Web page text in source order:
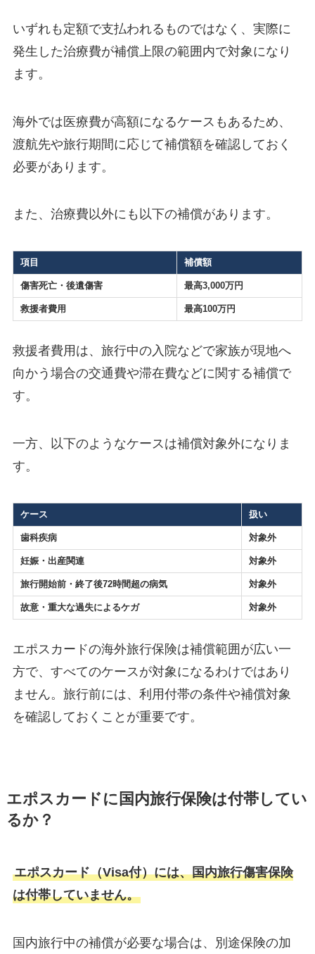
いずれも定額で支払われるものではなく、実際に
発生した治療費が補償上限の範囲内で対象になり
ます。
海外では医療費が高額になるケースもあるため、
渡航先や旅行期間に応じて補償額を確認しておく
必要があります。
また、治療費以外にも以下の補償があります。
項目 補償額
傷害死亡・後遺傷害 最高3,000万円
救援者費用 最高100万円
救援者費用は、旅行中の入院などで家族が現地へ
向かう場合の交通費や滞在費などに関する補償で
す。
一方、以下のようなケースは補償対象外になりま
す。
ケース 扱い
歯科疾病 対象外
妊娠・出産関連 対象外
旅行開始前・終了後72時間超の病気 対象外
故意・重大な過失によるケガ 対象外
エポスカードの海外旅行保険は補償範囲が広い一
方で、すべてのケースが対象になるわけではあり
ません。旅行前には、利用付帯の条件や補償対象
を確認しておくことが重要です。
エポスカードに国内旅行保険は付帯してい
るか？
エポスカード（Visa付）には、国内旅行傷害保険
は付帯していません。
国内旅行中の補償が必要な場合は、別途保険の加